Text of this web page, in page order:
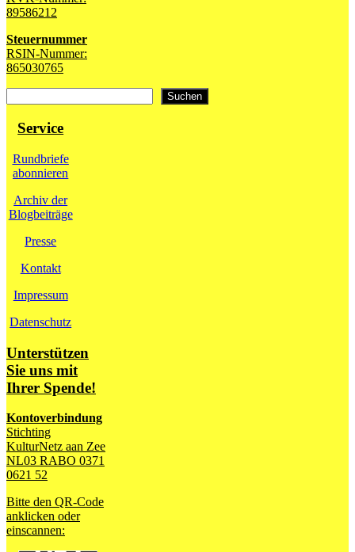
89586212
Steuernummer
RSIN-Nummer:
865030765
Suchen
Service
Rundbriefe
abonnieren
Archiv der
Blogbeiträge
Presse
Kontakt
Impressum
Datenschutz
Unterstützen
Sie uns mit
Ihrer Spende!
Kontoverbindung
Stichting
KulturNetz aan Zee
NL03 RABO 0371
0621 52
Bitte den QR-Code
anklicken oder
einscannen: